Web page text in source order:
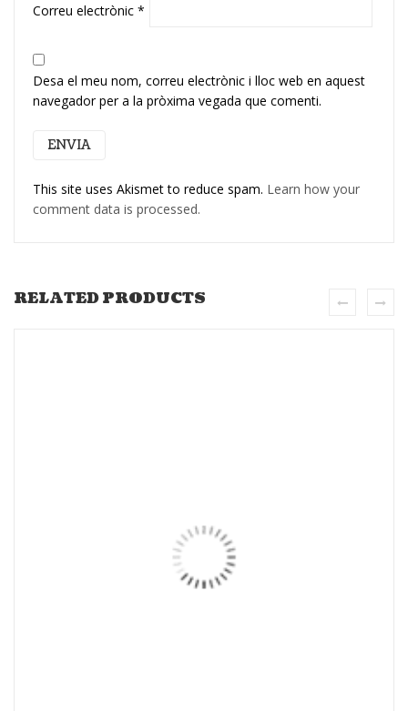
Correu electrònic *
Desa el meu nom, correu electrònic i lloc web en aquest
navegador per a la pròxima vegada que comenti.
This site uses Akismet to reduce spam. Learn how your
comment data is processed.
RELATED PRODUCTS